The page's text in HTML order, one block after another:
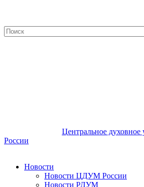
Центральное духовное
России
Новости
Новости ЦДУМ России
Новости РДУМ